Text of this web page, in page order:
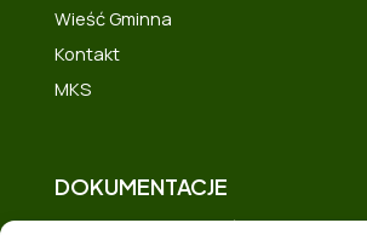
Wieść Gminna
Kontakt
MKS
DOKUMENTACJE
Deklaracja dostępności